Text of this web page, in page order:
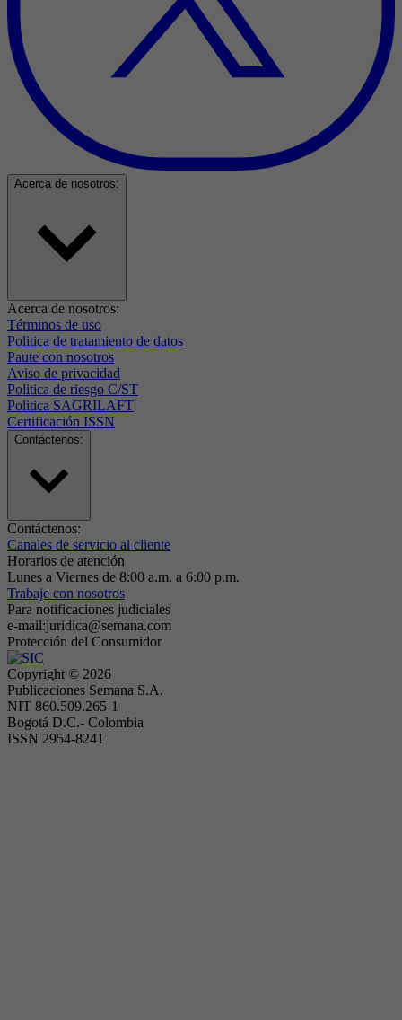
Acerca de nosotros:
Acerca de nosotros:
Términos de uso
Politica de tratamiento de datos
Paute con nosotros
Aviso de privacidad
Politica de riesgo C/ST
Politica SAGRILAFT
Certificación ISSN
Contáctenos:
Contáctenos:
Canales de servicio al cliente
Horarios de atención
Lunes a Viernes de 8:00 a.m. a 6:00 p.m.
Trabaje con nosotros
Para notificaciones judiciales
e-mail:juridica@semana.com
Protección del Consumidor
Copyright © 2026
Publicaciones Semana S.A.
NIT 860.509.265-1
Bogotá D.C.- Colombia
ISSN 2954-8241